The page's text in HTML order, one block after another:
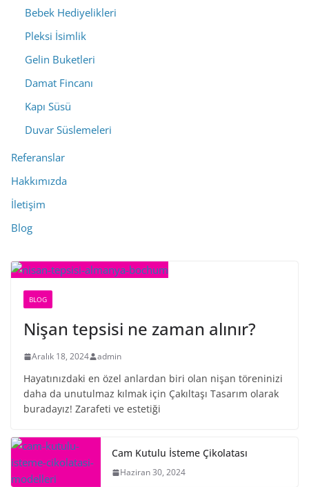
Bebek Hediyelikleri
Pleksi İsimlik
Gelin Buketleri
Damat Fincanı
Kapı Süsü
Duvar Süslemeleri
Referanslar
Hakkımızda
İletişim
Blog
BLOG
Nişan tepsisi ne zaman alınır?
Aralık 18, 2024 admin
Hayatınızdaki en özel anlardan biri olan nişan töreninizi
daha da unutulmaz kılmak için Çakıltaşı Tasarım olarak
buradayız! Zarafeti ve estetiği
Cam Kutulu İsteme Çikolatası
Haziran 30, 2024